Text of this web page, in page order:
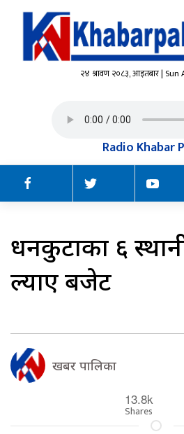
२४ श्रावण २०८३, आइतबार |
Radio Khabar
धनकुटाका ६
ल्याए बजेट
खबर पालिका
13.8k
Shares